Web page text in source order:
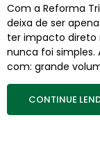
Com a Reforma
deixa de ser
ter impacto direto
nunca foi simples.
com: grande
CONTINUE